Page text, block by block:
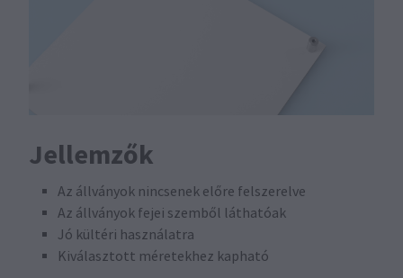
Jellemzők
Az állványok nincsenek előre felszerelve
Az állványok fejei szemből láthatóak
Jó kültéri használatra
Kiválasztott méretekhez kapható